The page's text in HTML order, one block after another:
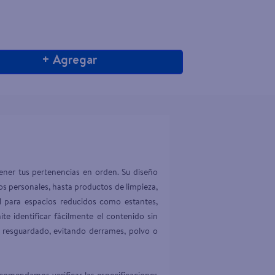
+ Agregar
tus pertenencias en orden. Su diseño
personales, hasta productos de limpieza,
espacios reducidos como estantes,
identificar fácilmente el contenido sin
evitando derrames, polvo o